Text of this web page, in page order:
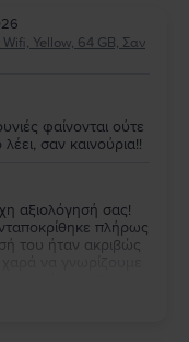
Yellow, 64 GB, Σαν
φαίνονται ούτε
σαν καινούρια!!
αξιολόγησή σας!
πλήρως
του ήταν ακριβώς
ευχόμαστε να